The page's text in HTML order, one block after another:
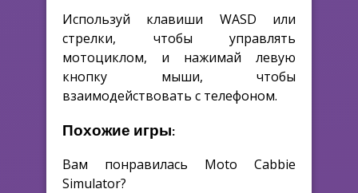
Используй клавиши WASD или
стрелки, чтобы управлять
мотоциклом, и нажимай левую
кнопку мыши, чтобы
взаимодействовать с телефоном.
Похожие игры:
Вам понравилась Moto Cabbie
Simulator?